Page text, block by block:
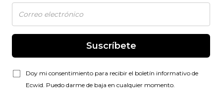
Suscríbete
Doy mi consentimiento para recibir el boletín informativo de
Ecwid. Puedo darme de baja en cualquier momento.